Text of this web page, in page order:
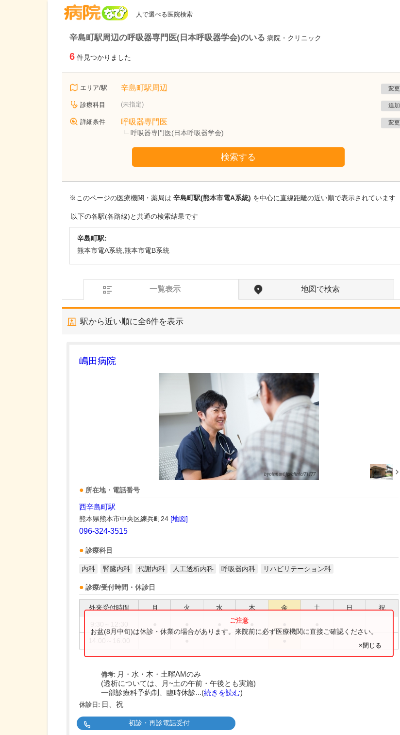
人で選べる医院検索
辛島町駅周辺の呼吸器専門医(日本呼吸器学会)のいる 病院・クリニック
6 件見つかりました
エリア/駅 辛島町駅周辺 変更
診療科目 (未指定) 追加
詳細条件 呼吸器専門医
呼吸器専門医(日本呼吸器学会)
変更
検索する
※このページの医療機関・薬局は 辛島町駅(熊本市電A系統) を中心に直線距離の近い順で表示されています
以下の各駅(各路線)と共通の検索結果です
辛島町駅:
熊本市電A系統,熊本市電B系統
一覧表示 地図で検索
駅から近い順に全6件を表示
嶋田病院
所在地・電話番号
西辛島町駅
熊本県熊本市中央区練兵町24 [地図]
096-324-3515
診療科目
内科 腎臓内科 代謝内科 人工透析内科 呼吸器内科 リハビリテーション科
診療/受付時間・休診日
外来受付時間 月 火 水 木 金 土 日 祝
お盆(8月中旬)は休診・休業の場合があります。来院前に必ず医療機関に直接ご確認ください。
×閉じる
備考: 月・水・木・土曜AMのみ
(透析については、月~土の午前・午後とも実施)
一部診療科予約制、臨時休診...(続きを読む)
休診日: 日、祝
初診・再診電話受付
土岐医院
土岐 文彰院長取材記事
いますが、私の得意分野
をわかりやすく言うと
「子どものおなかやおし
りの病気」です。よくあ